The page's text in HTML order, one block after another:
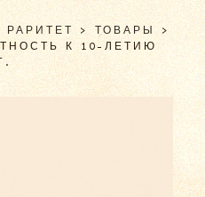
>ТОВАРЫ >
К 10-ЛЕТИЮ